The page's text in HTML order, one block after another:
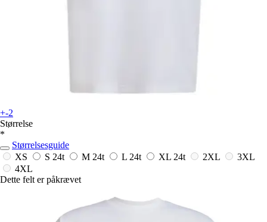
+-2
Størrelse
*
Størrelsesguide
XS
S 24t M 24t L 24t XL 24t 2XL
3XL
4XL
Dette felt er påkrævet